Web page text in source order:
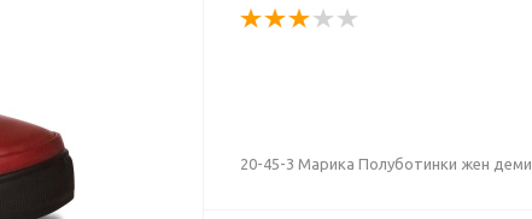
20-45-3 Марика Полуботинки жен деми